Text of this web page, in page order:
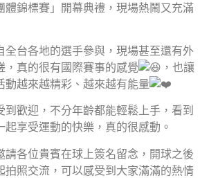
體錦標賽」開幕典禮，現場熱鬧又充滿
全台各地的選手參與，現場甚至還有外
，真的很有國際賽事的感覺
，也讓
動越來越精彩、越來越有能量
到歡迎，不分年齡都能輕鬆上手，看到
享受運動的快樂，真的很感動。
請各位貴賓在球上簽名留念，開球之後
拍照交流，可以感受到大家滿滿的熱情